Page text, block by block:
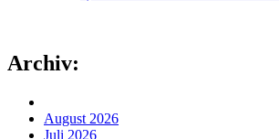
Archiv:
August 2026
Juli 2026